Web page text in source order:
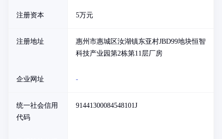
注册资本 5万元
注册地址
惠州市惠城区汝湖镇东亚村JBD99地块恒智
科技产业园第2栋第11层厂房
企业网址 -
统一社会信用
代码
91441300084548101J